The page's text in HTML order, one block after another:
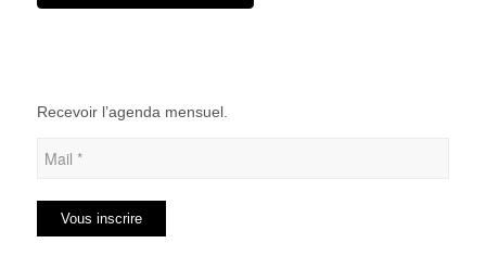
Recevoir l’agenda mensuel.